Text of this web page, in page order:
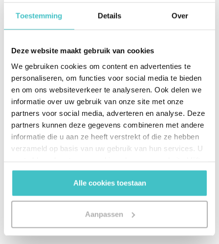
Toestemming Details Over
Deze website maakt gebruik van cookies
We gebruiken cookies om content en advertenties te
personaliseren, om functies voor social media te bieden
en om ons websiteverkeer te analyseren. Ook delen we
informatie over uw gebruik van onze site met onze
partners voor social media, adverteren en analyse. Deze
partners kunnen deze gegevens combineren met andere
informatie die u aan ze heeft verstrekt of die ze hebben
verzameld op basis van uw gebruik van hun services. U
gebruiken.
Alle cookies toestaan
Aanpassen
notamment populaires dans les entreprises d'e-
commerce, de marketing en ligne, dans l'industrie du
voyage, dans l'hôtellerie et dans les services
financiers.
Les bots représentent une solution de substitution
abordable, mais pour les clients ou les
collaborateurs qui interagissent avec eux, il convient
d'en obtenir des résultats concluants. Il s'agit là d'un
écueil : les chatbots sont certes bien plus rapides
que les humains, mais la plupart du temps, ils ne sont
Les chatbots sont utilisés, par exemple :